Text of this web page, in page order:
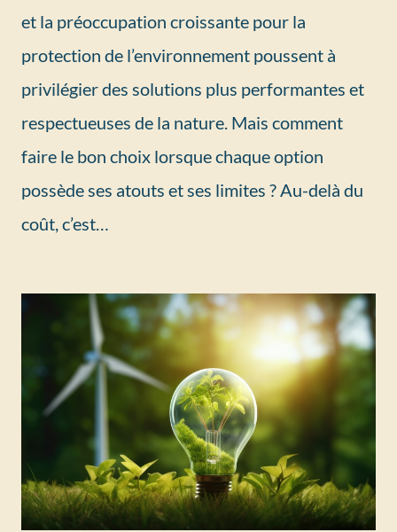
et la préoccupation croissante pour la
protection de l’environnement poussent à
privilégier des solutions plus performantes et
respectueuses de la nature. Mais comment
faire le bon choix lorsque chaque option
possède ses atouts et ses limites ? Au-delà du
coût, c’est…